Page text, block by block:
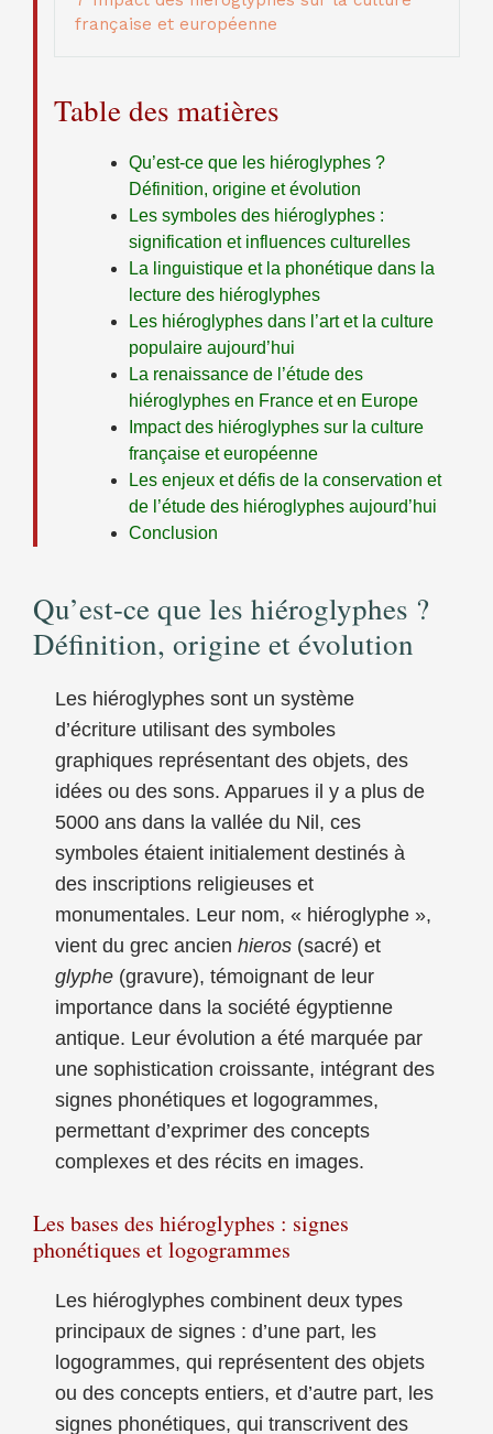
française et européenne
Table des matières
Qu’est-ce que les hiéroglyphes ?
Définition, origine et évolution
Les symboles des hiéroglyphes :
signification et influences culturelles
La linguistique et la phonétique dans la
lecture des hiéroglyphes
Les hiéroglyphes dans l’art et la culture
populaire aujourd’hui
La renaissance de l’étude des
hiéroglyphes en France et en Europe
Impact des hiéroglyphes sur la culture
française et européenne
Les enjeux et défis de la conservation et
de l’étude des hiéroglyphes aujourd’hui
Conclusion
Qu’est-ce que les hiéroglyphes ?
Définition, origine et évolution
Les hiéroglyphes sont un système
d’écriture utilisant des symboles
graphiques représentant des objets, des
idées ou des sons. Apparues il y a plus de
5000 ans dans la vallée du Nil, ces
symboles étaient initialement destinés à
des inscriptions religieuses et
monumentales. Leur nom, « hiéroglyphe »,
vient du grec ancien hieros (sacré) et
glyphe (gravure), témoignant de leur
importance dans la société égyptienne
antique. Leur évolution a été marquée par
une sophistication croissante, intégrant des
signes phonétiques et logogrammes,
permettant d’exprimer des concepts
complexes et des récits en images.
Les bases des hiéroglyphes : signes
phonétiques et logogrammes
Les hiéroglyphes combinent deux types
principaux de signes : d’une part, les
logogrammes, qui représentent des objets
ou des concepts entiers, et d’autre part, les
signes phonétiques, qui transcrivent des